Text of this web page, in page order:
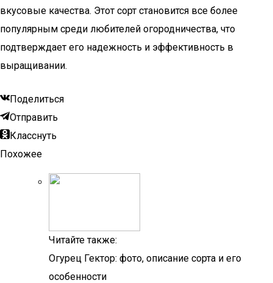
вкусовые качества. Этот сорт становится все более
популярным среди любителей огородничества, что
подтверждает его надежность и эффективность в
выращивании.
Поделиться
Отправить
Класснуть
Похожее
Читайте также:
Огурец Гектор: фото, описание сорта и его
особенности